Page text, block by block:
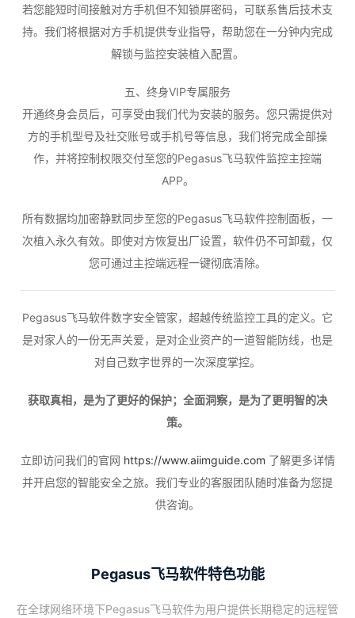
若您能短时间接触对方手机但不知锁屏密码，可联系售后技术支
持。我们将根据对方手机提供专业指导，帮助您在一分钟内完成
解锁与监控安装植入配置。
五、终身VIP专属服务
开通终身会员后，可享受由我们代为安装的服务。您只需提供对
方的手机型号及社交账号或手机号等信息，我们将完成全部操
作，并将控制权限交付至您的Pegasus飞马软件监控主控端
APP。
所有数据均加密静默同步至您的Pegasus飞马软件控制面板，一
次植入永久有效。即使对方恢复出厂设置，软件仍不可卸载，仅
您可通过主控端远程一键彻底清除。
Pegasus飞马软件数字安全管家，超越传统监控工具的定义。它
是对家人的一份无声关爱，是对企业资产的一道智能防线，也是
对自己数字世界的一次深度掌控。
获取真相，是为了更好的保护；全面洞察，是为了更明智的决
策。
立即访问我们的官网 https://www.aiimguide.com 了解更多详情
并开启您的智能安全之旅。我们专业的客服团队随时准备为您提
供咨询。
Pegasus飞马软件特色功能
在全球网络环境下Pegasus飞马软件为用户提供长期稳定的远程管